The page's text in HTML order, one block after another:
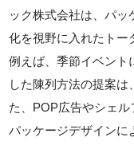
ック株式会社は、パ
化を視野に入れたトー
例えば、季節イベント
した陳列方法の提案は
た、POP広告やシェ
パッケージデザインに